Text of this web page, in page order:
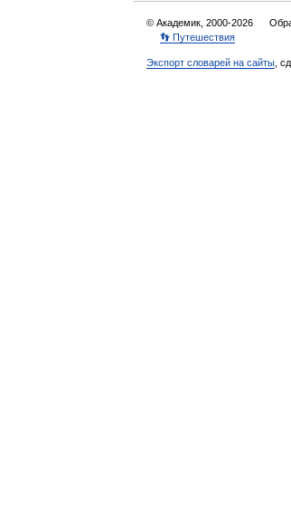
© Академик, 2000-2026
👣 Путешествия
Экспорт словарей на сайты ,